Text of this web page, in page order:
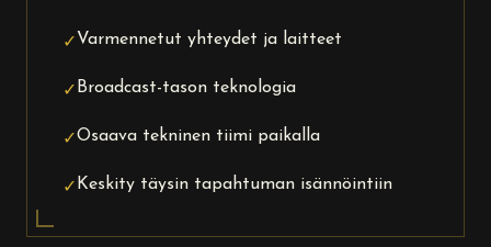
✓Varmennetut yhteydet ja laitteet
✓Broadcast-tason teknologia
✓Osaava tekninen tiimi paikalla
✓Keskity täysin tapahtuman isännöintiin